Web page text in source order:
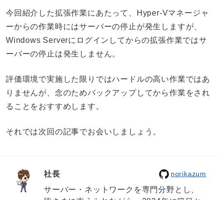
今回紹介した拡張作業にあたって、Hyper-Vマネージャ
ーからの作業時にはサーバーの停止が発生しますが、
Windows Serverにログインしてからの拡張作業ではサ
ーバーの停止は発生しません。
評価環境で実施した限りではハードルの高い作業ではあ
りませんが、念のためバックアップしてから作業をされ
ることをおすすめします。
それでは次回の記事でお会いしましょう。
社長 norikazum
サーバー・ネットワークを専門分野とし、